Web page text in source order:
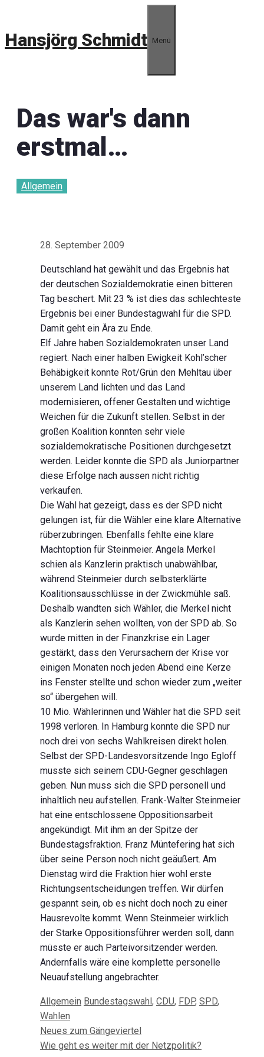
springen
Hansjörg Schmidt Menü
Das war's dann
erstmal…
Allgemein
28. September 2009
Deutschland hat gewählt und das Ergebnis hat
der deutschen Sozialdemokratie einen bitteren
Tag beschert. Mit 23 % ist dies das schlechteste
Ergebnis bei einer Bundestagwahl für die SPD.
Damit geht ein Ära zu Ende.
Elf Jahre haben Sozialdemokraten unser Land
regiert. Nach einer halben Ewigkeit Kohl’scher
Behäbigkeit konnte Rot/Grün den Mehltau über
unserem Land lichten und das Land
modernisieren, offener Gestalten und wichtige
Weichen für die Zukunft stellen. Selbst in der
großen Koalition konnten sehr viele
sozialdemokratische Positionen durchgesetzt
werden. Leider konnte die SPD als Juniorpartner
diese Erfolge nach aussen nicht richtig
verkaufen.
Die Wahl hat gezeigt, dass es der SPD nicht
gelungen ist, für die Wähler eine klare Alternative
rüberzubringen. Ebenfalls fehlte eine klare
Machtoption für Steinmeier. Angela Merkel
schien als Kanzlerin praktisch unabwählbar,
während Steinmeier durch selbsterklärte
Koalitionsausschlüsse in der Zwickmühle saß.
Deshalb wandten sich Wähler, die Merkel nicht
als Kanzlerin sehen wollten, von der SPD ab. So
wurde mitten in der Finanzkrise ein Lager
gestärkt, dass den Verursachern der Krise vor
einigen Monaten noch jeden Abend eine Kerze
ins Fenster stellte und schon wieder zum „weiter
so“ übergehen will.
10 Mio. Wählerinnen und Wähler hat die SPD seit
1998 verloren. In Hamburg konnte die SPD nur
noch drei von sechs Wahlkreisen direkt holen.
Selbst der SPD-Landesvorsitzende Ingo Egloff
musste sich seinem CDU-Gegner geschlagen
geben. Nun muss sich die SPD personell und
inhaltlich neu aufstellen. Frank-Walter Steinmeier
hat eine entschlossene Oppositionsarbeit
angekündigt. Mit ihm an der Spitze der
Bundestagsfraktion. Franz Müntefering hat sich
über seine Person noch nicht geäußert. Am
Dienstag wird die Fraktion hier wohl erste
Richtungsentscheidungen treffen. Wir dürfen
gespannt sein, ob es nicht doch noch zu einer
Hausrevolte kommt. Wenn Steinmeier wirklich
der Starke Oppositionsführer werden soll, dann
müsste er auch Parteivorsitzender werden.
Andernfalls wäre eine komplette personelle
Neuaufstellung angebrachter.
Kategorien
Allgemein Schlagwörter
Bundestagswahl, CDU, FDP, SPD,
Wahlen
Beitrags-
Navigation
Neues zum Gängeviertel
Wie geht es weiter mit der Netzpolitik?